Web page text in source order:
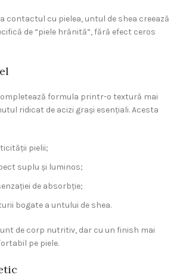
contactul cu pielea, untul de shea creează
de “piele hrănită”, fără efect ceros
formula printr-o textură mai
ridicat de acizi grași esențiali. Acesta
pielii;
suplu și luminos;
de absorbție;
bogate a untului de shea.
de corp nutritiv, dar cu un finish mai
pe piele.